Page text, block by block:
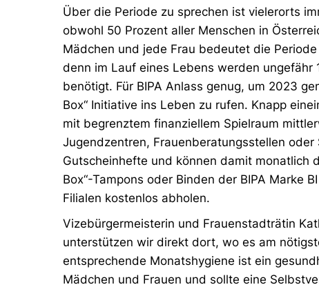
Über die Periode zu sprechen ist vielerorts
obwohl 50 Prozent aller Menschen in
Mädchen und jede Frau bedeutet die
denn im Lauf eines Lebens werden ungefähr
benötigt. Für BIPA Anlass genug, um 2023
Box“ Initiative ins Leben zu rufen. Knapp
mit begrenztem finanziellem Spielraum
Jugendzentren, Frauenberatungsstellen
Gutscheinhefte und können damit monatlich
Box“-Tampons oder Binden der BIPA Marke
Filialen kostenlos abholen.
Vizebürgermeisterin und Frauenstadträtin
unterstützen wir direkt dort, wo es am
entsprechende Monatshygiene ist ein
Mädchen und Frauen und sollte eine